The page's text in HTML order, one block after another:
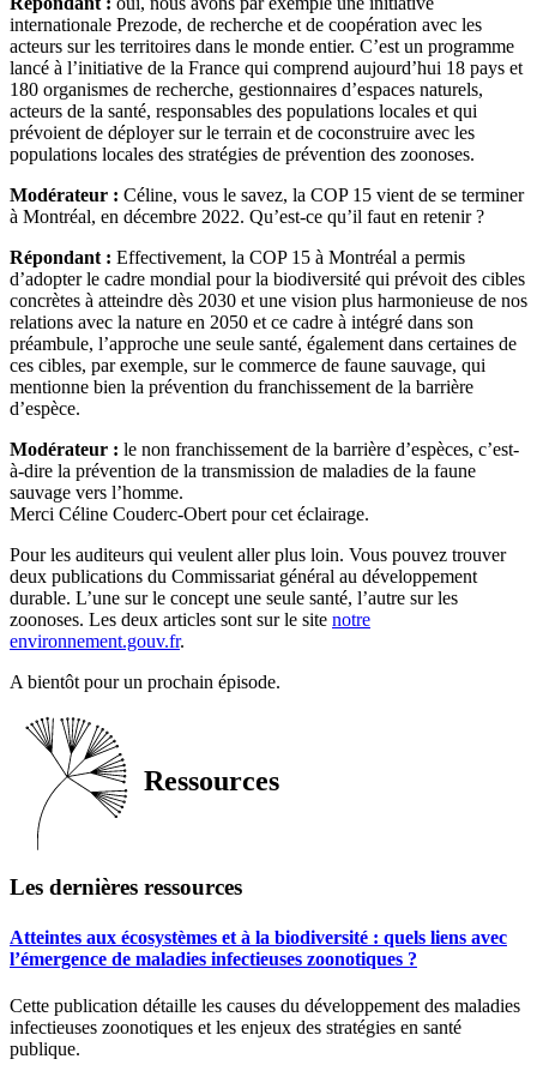
internationale Prezode, de recherche et de coopération avec les
acteurs sur les territoires dans le monde entier. C’est un programme
lancé à l’initiative de la France qui comprend aujourd’hui 18 pays et
180 organismes de recherche, gestionnaires d’espaces naturels,
acteurs de la santé, responsables des populations locales et qui
prévoient de déployer sur le terrain et de coconstruire avec les
populations locales des stratégies de prévention des zoonoses.
Modérateur : Céline, vous le savez, la COP 15 vient de se terminer
à Montréal, en décembre 2022. Qu’est-ce qu’il faut en retenir ?
Répondant : Effectivement, la COP 15 à Montréal a permis
d’adopter le cadre mondial pour la biodiversité qui prévoit des cibles
concrètes à atteindre dès 2030 et une vision plus harmonieuse de nos
relations avec la nature en 2050 et ce cadre à intégré dans son
préambule, l’approche une seule santé, également dans certaines de
ces cibles, par exemple, sur le commerce de faune sauvage, qui
mentionne bien la prévention du franchissement de la barrière
d’espèce.
Modérateur : le non franchissement de la barrière d’espèces, c’est-
à-dire la prévention de la transmission de maladies de la faune
sauvage vers l’homme.
Merci Céline Couderc-Obert pour cet éclairage.
Pour les auditeurs qui veulent aller plus loin. Vous pouvez trouver
deux publications du Commissariat général au développement
durable. L’une sur le concept une seule santé, l’autre sur les
zoonoses. Les deux articles sont sur le site notre
environnement.gouv.fr.
A bientôt pour un prochain épisode.
Ressources
Les dernières ressources
Atteintes aux écosystèmes et à la biodiversité : quels liens avec
l’émergence de maladies infectieuses zoonotiques ?
Cette publication détaille les causes du développement des maladies
infectieuses zoonotiques et les enjeux des stratégies en santé
publique.